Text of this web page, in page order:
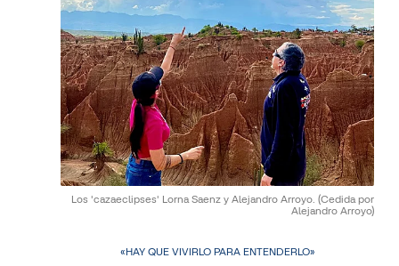
Los 'cazaeclipses' Lorna Saenz y Alejandro Arroyo. (Cedida por
Alejandro Arroyo)
«HAY QUE VIVIRLO PARA ENTENDERLO»